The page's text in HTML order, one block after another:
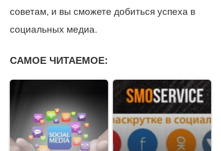
советам, и вы сможете добиться успеха в
социальных медиа.
САМОЕ ЧИТАЕМОЕ: